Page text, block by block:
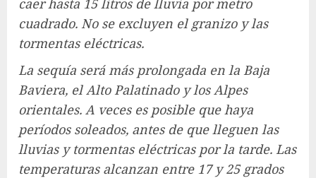
cuadrado. No se excluyen el granizo y las
tormentas eléctricas.
La sequía será más prolongada en la Baja
Baviera, el Alto Palatinado y los Alpes
orientales. A veces es posible que haya
períodos soleados, antes de que lleguen las
lluvias y tormentas eléctricas por la tarde. Las
temperaturas alcanzan entre 17 y 25 grados